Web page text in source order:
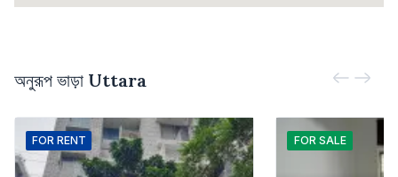
অনুরূপ ভাড়া Uttara
FOR RENT FOR SALE